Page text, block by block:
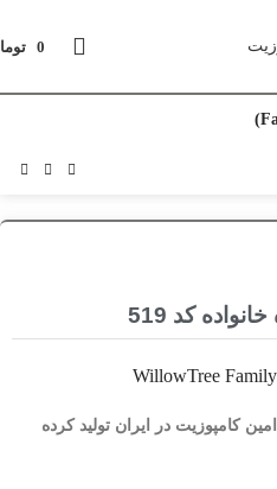
0
کد 519
WillowTree
کامپوزیت در ایران تولید کرده